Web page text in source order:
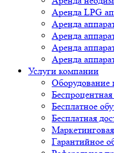
Аренда LPG
Аренда
Аренда
Аренда
Аренда
Услуги компании
Оборудование
Беспроцентная
Бесплатное
Бесплатная
Гарантийное